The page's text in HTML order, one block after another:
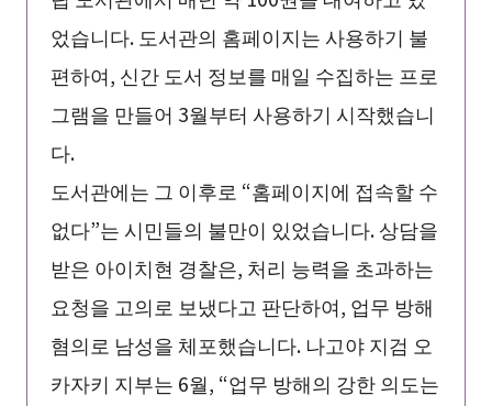
었습니다. 도서관의 홈페이지는 사용하기 불
편하여, 신간 도서 정보를 매일 수집하는 프로
그램을 만들어 3월부터 사용하기 시작했습니
다.
도서관에는 그 이후로 “홈페이지에 접속할 수
없다”는 시민들의 불만이 있었습니다. 상담을
받은 아이치현 경찰은, 처리 능력을 초과하는
요청을 고의로 보냈다고 판단하여, 업무 방해
혐의로 남성을 체포했습니다. 나고야 지검 오
카자키 지부는 6월, “업무 방해의 강한 의도는